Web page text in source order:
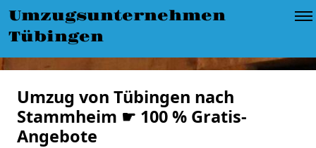
Umzugsunternehmen
Tübingen
Umzug von Tübingen nach
Stammheim ☛ 100 % Gratis-
Angebote